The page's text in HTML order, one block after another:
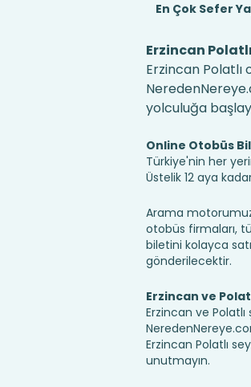
En Çok Sefer
Erzincan
Erzincan
yolculuğa
Online Otobüs
Türkiye'nin her
Üstelik 12 aya
Arama motorumuz
otobüs firmaları,
biletini kolayca
gönderilecektir.
Erzincan ve
Erzincan ve
Erzincan Polatlı
unutmayın.